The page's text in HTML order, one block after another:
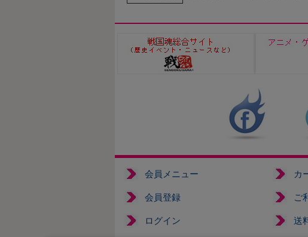
会員メニュー カ
会員登録 ご
ログイン 送